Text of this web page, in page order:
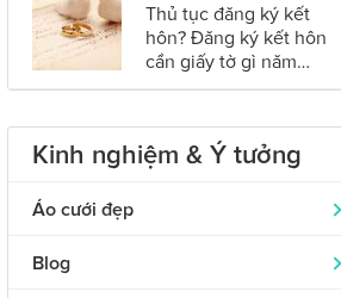
Thủ tục đăng ký kết
hôn? Đăng ký kết hôn
cần giấy tờ gì năm
2023?
Kinh nghiệm & Ý tưởng
Áo cưới đẹp
Áo dài cưới
319
Blog